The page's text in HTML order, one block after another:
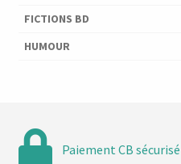
FICTIONS BD
HUMOUR
Paiement CB sécurisé